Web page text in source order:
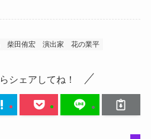
柴田侑宏 演出家 花の業平
シェアしてね！